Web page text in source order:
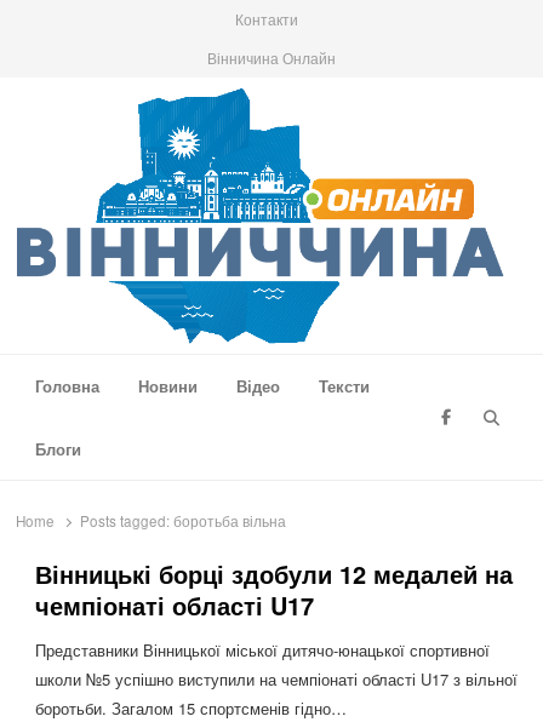
Контакти
Вінничина Онлайн
Головна
Новини Відео Тексти
Блоги
Home Posts tagged:боротьба вільна
Вінницькі борці здобули 12 медалей на
чемпіонаті області U17
Представники Вінницької міської дитячо-юнацької спортивної
школи №5 успішно виступили на чемпіонаті області U17 з вільної
боротьби. Загалом 15 спортсменів гідно…